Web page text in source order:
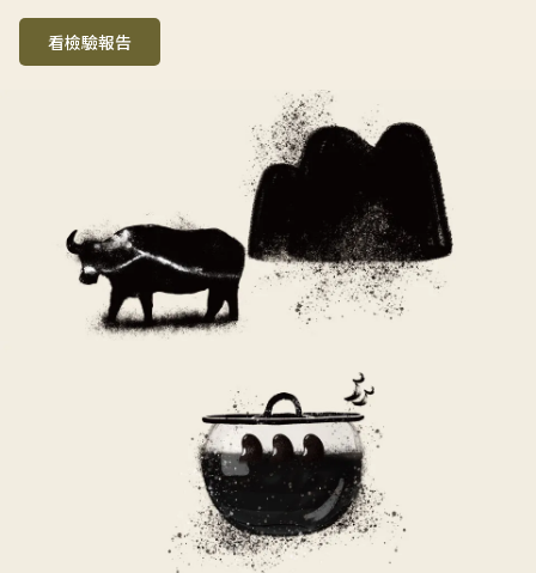
看檢驗報告